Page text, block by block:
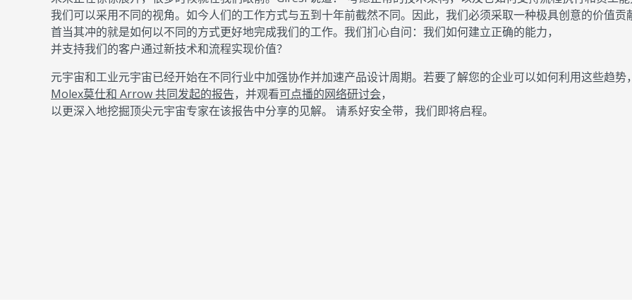
我们可以采用不同的视角。如今人们的工作方式与五到十年前截然不同。因此，我们必须采取一种极具创意的价值贡
首当其冲的就是如何以不同的方式更好地完成我们的工作。我们扪心自问：我们如何建立正确的能力，
并支持我们的客户通过新技术和流程实现价值？
元宇宙和工业元宇宙已经开始在不同行业中加强协作并加速产品设计周期。若要了解您的企业可以如何利用这些趋势
Molex莫仕和 Arrow 共同发起的报告，并观看可点播的网络研讨会，
以更深入地挖掘顶尖元宇宙专家在该报告中分享的见解。 请系好安全带，我们即将启程。